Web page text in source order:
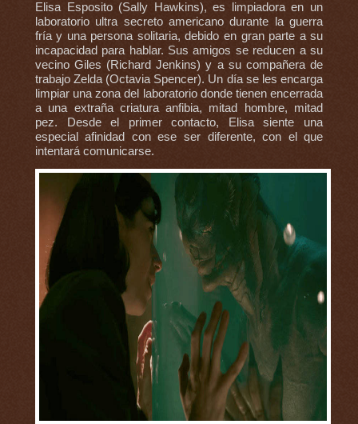
Elisa Esposito (Sally Hawkins), es limpiadora en un
laboratorio ultra secreto americano durante la guerra
fría y una persona solitaria, debido en gran parte a su
incapacidad para hablar. Sus amigos se reducen a su
vecino Giles (Richard Jenkins) y a su compañera de
trabajo Zelda (Octavia Spencer). Un día se les encarga
limpiar una zona del laboratorio donde tienen encerrada
a una extraña criatura anfibia, mitad hombre, mitad
pez. Desde el primer contacto, Elisa siente una
especial afinidad con ese ser diferente, con el que
intentará comunicarse.